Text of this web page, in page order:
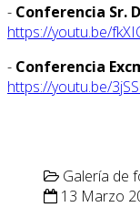
- Conferencia Sr.
https://youtu.be/
- Conferencia
https://youtu.be/
Galería de
13 Marzo